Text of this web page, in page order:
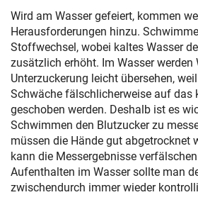
Wird am Wasser gefeiert, kommen
Herausforderungen hinzu.
Stoffwechsel, wobei kaltes Wasser
zusätzlich erhöht. Im Wasser werden
Unterzuckerung leicht übersehen,
Schwäche fälschlicherweise auf das
geschoben werden. Deshalb ist es
Schwimmen den Blutzucker zu
müssen die Hände gut abgetrocknet
kann die Messergebnisse
Aufenthalten im Wasser sollte man
zwischendurch immer wieder